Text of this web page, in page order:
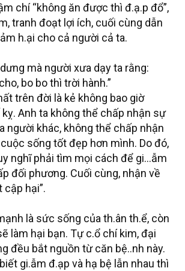
chí “không ăn được thì đ.ạ.p đổ”,
tranh đoạt lợi ích, cuối cùng dẫn
h.ại cho cả người cả ta.
mà người xưa dạy ta rằng:
bo bo thì trời hành.”
trên đời là kẻ không bao giờ
Anh ta không thể chấp nhận sự
người khác, không thể chấp nhận
sống tốt đẹp hơn mình. Do đó,
nghĩ phải tìm mọi cách để gi…ẫm
đối phương. Cuối cùng, nhận về
cập hại”.
là sức sống của th.ân th.ể, còn
làm hại bạn. Tự c.ổ chí kim, đại
đều bắt nguồn từ căn bệ..nh này.
gi.ẫm đ.ạp và hạ bệ lẫn nhau thì